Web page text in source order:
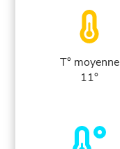
T° moyenne
11°